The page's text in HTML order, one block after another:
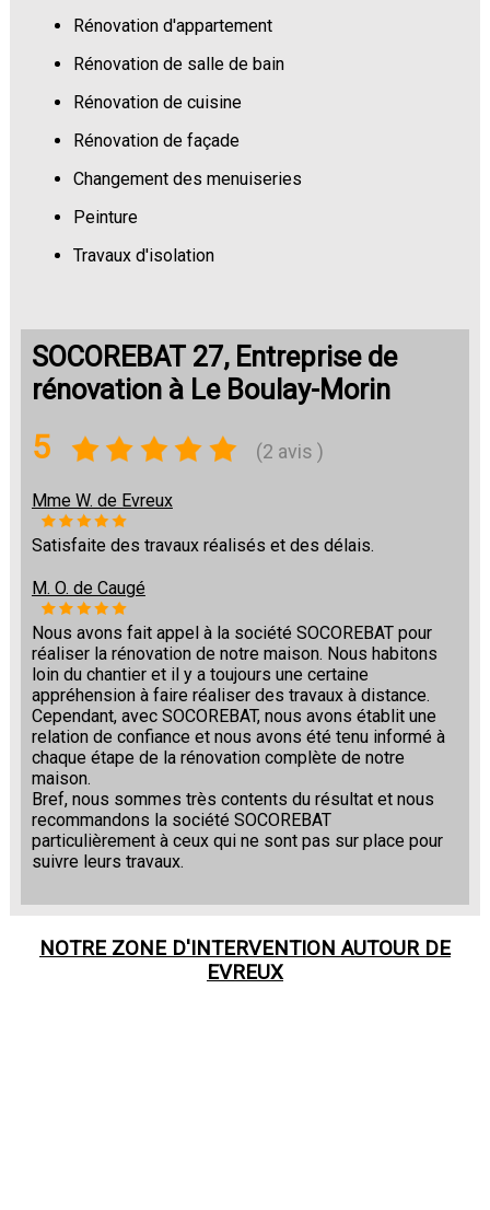
Rénovation d'appartement
Rénovation de salle de bain
Rénovation de cuisine
Rénovation de façade
Changement des menuiseries
Peinture
Travaux d'isolation
SOCOREBAT 27, Entreprise de
rénovation à Le Boulay-Morin
5 (2 avis )
Mme W. de Evreux
Satisfaite des travaux réalisés et des délais.
M. O. de Caugé
Nous avons fait appel à la société SOCOREBAT pour
réaliser la rénovation de notre maison. Nous habitons
loin du chantier et il y a toujours une certaine
appréhension à faire réaliser des travaux à distance.
Cependant, avec SOCOREBAT, nous avons établit une
relation de confiance et nous avons été tenu informé à
chaque étape de la rénovation complète de notre
maison.
Bref, nous sommes très contents du résultat et nous
recommandons la société SOCOREBAT
particulièrement à ceux qui ne sont pas sur place pour
suivre leurs travaux.
NOTRE ZONE D'INTERVENTION AUTOUR DE
EVREUX